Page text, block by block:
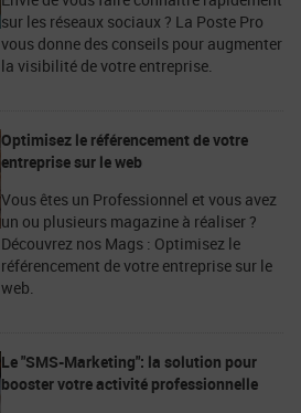
sur les réseaux sociaux ? La Poste Pro
vous donne des conseils pour augmenter
la visibilité de votre entreprise.
Optimisez le référencement de votre
entreprise sur le web
Vous êtes un Professionnel et vous avez
un ou plusieurs magazine à réaliser ?
Découvrez nos Mags : Optimisez le
référencement de votre entreprise sur le
web.
Le "SMS-Marketing": la solution pour
booster votre activité professionnelle